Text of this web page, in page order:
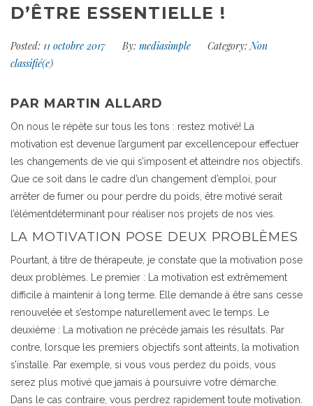
D’ÊTRE ESSENTIELLE !
Posted: 11 octobre 2017 By: mediasimple Category: Non
classifié(e)
PAR MARTIN ALLARD
On nous le répète sur tous les tons : restez motivé! La
motivation est devenue l’argument par excellencepour effectuer
les changements de vie qui s’imposent et atteindre nos objectifs.
Que ce soit dans le cadre d’un changement d’emploi, pour
arrêter de fumer ou pour perdre du poids, être motivé serait
l’élémentdéterminant pour réaliser nos projets de nos vies.
LA MOTIVATION POSE DEUX PROBLÈMES
Pourtant, à titre de thérapeute, je constate que la motivation pose
deux problèmes. Le premier : La motivation est extrêmement
difficile à maintenir à long terme. Elle demande à être sans cesse
renouvelée et s’estompe naturellement avec le temps. Le
deuxième : La motivation ne précède jamais les résultats. Par
contre, lorsque les premiers objectifs sont atteints, la motivation
s’installe. Par exemple, si vous vous perdez du poids, vous
serez plus motivé que jamais à poursuivre votre démarche.
Dans le cas contraire, vous perdrez rapidement toute motivation.